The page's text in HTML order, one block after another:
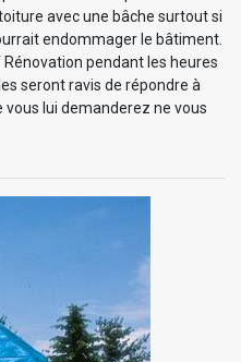
avec une bâche surtout si
endommager le bâtiment.
Rénovation pendant les heures
seront ravis de répondre à
vous lui demanderez ne vous